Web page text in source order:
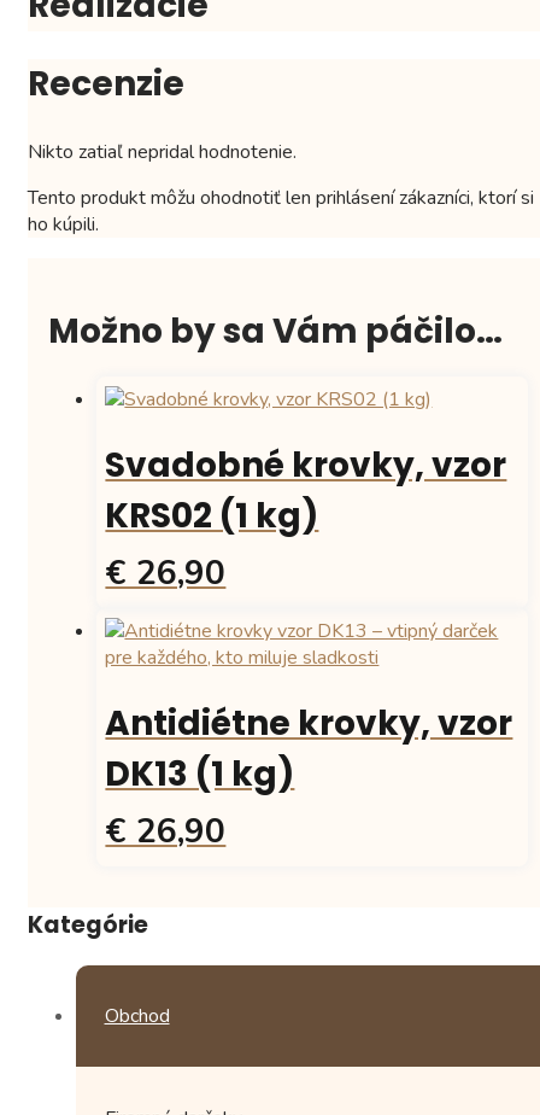
Recenzie
Nikto zatiaľ nepridal hodnotenie.
Tento produkt môžu ohodnotiť len prihlásení zákazníci, ktorí si
ho kúpili.
Možno by sa Vám páčilo…
Svadobné krovky, vzor
KRS02 (1 kg)
€ 26,90
Antidiétne krovky, vzor
DK13 (1 kg)
€ 26,90
Kategórie
Obchod